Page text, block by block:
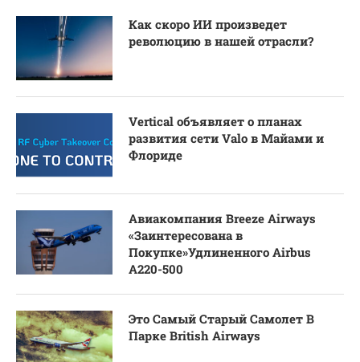
Как скоро ИИ произведет
революцию в нашей отрасли?
Vertical объявляет о планах
развития сети Valo в Майами и
Флориде
Авиакомпания Breeze Airways
«Заинтересована в
Покупке»Удлиненного Airbus
A220-500
Это Самый Старый Самолет В
Парке British Airways